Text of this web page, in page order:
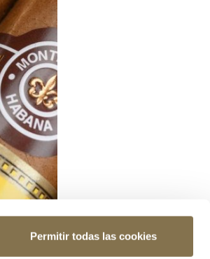
Permitir todas las cookies